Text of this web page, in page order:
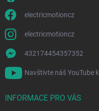
electricmotioncz
electricmotioncz
432174454357352
Navštivte náš YouTube
INFORMACE PRO VÁS